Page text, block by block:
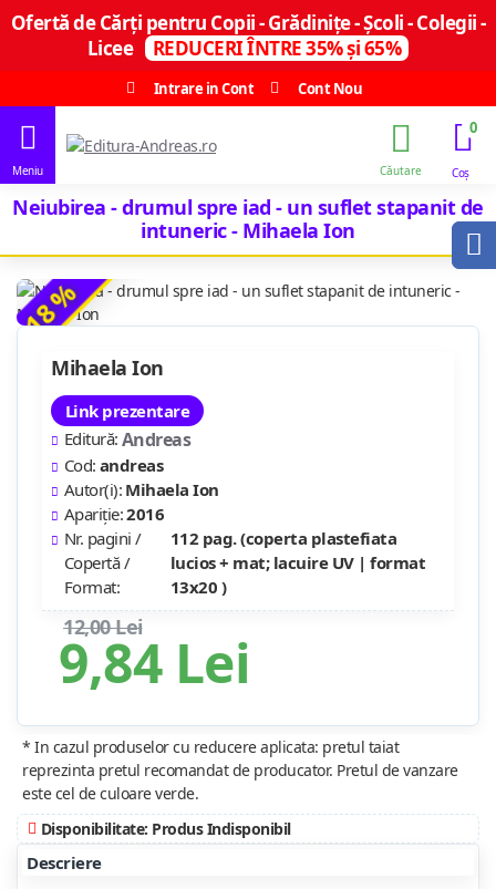
Ofertă de Cărți pentru Copii - Grădinițe - Școli - Colegii -
Licee
REDUCERI ÎNTRE 35% și 65%
Intrare in Cont
Cont Nou
0
Neiubirea - drumul spre iad - un suflet stapanit de
intuneric - Mihaela Ion
-18 %
9,84 Lei
12,00 Lei
Mihaela Ion
Link prezentare
Editură: Andreas
Cod: andreas
Autor(i): Mihaela Ion
Apariție:2016
Nr. pagini /
Copertă /
Format:
112 pag. (coperta plastefiata
lucios + mat; lacuire UV | format
13x20 )
* In cazul produselor cu reducere aplicata: pretul taiat
reprezinta pretul recomandat de producator. Pretul de vanzare
este cel de culoare verde.
Disponibilitate: Produs Indisponibil
Descriere